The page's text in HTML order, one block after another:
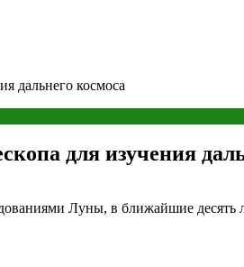
дальнего космоса
для изучения
Луны, в ближайшие десять